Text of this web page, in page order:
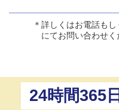
詳しくはお電話も
にてお問い合わせく
24時間365日